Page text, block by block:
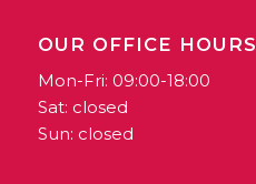
OUR OFFICE HOURS
Mon-Fri: 09:00-18:00
Sat: closed
Sun: closed